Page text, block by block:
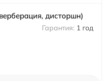
дисторшн)
1 год